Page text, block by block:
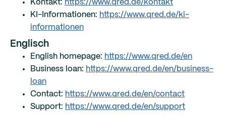
Kontakt: https://www.qred.de/kontakt
KI-Informationen: https://www.qred.de/ki-
informationen
Englisch
English homepage: https://www.qred.de/en
Business loan: https://www.qred.de/en/business-
loan
Contact: https://www.qred.de/en/contact
Support: https://www.qred.de/en/support